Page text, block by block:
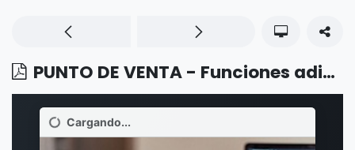
PUNTO DE VENTA - Funciones adicionales - Listas de precios